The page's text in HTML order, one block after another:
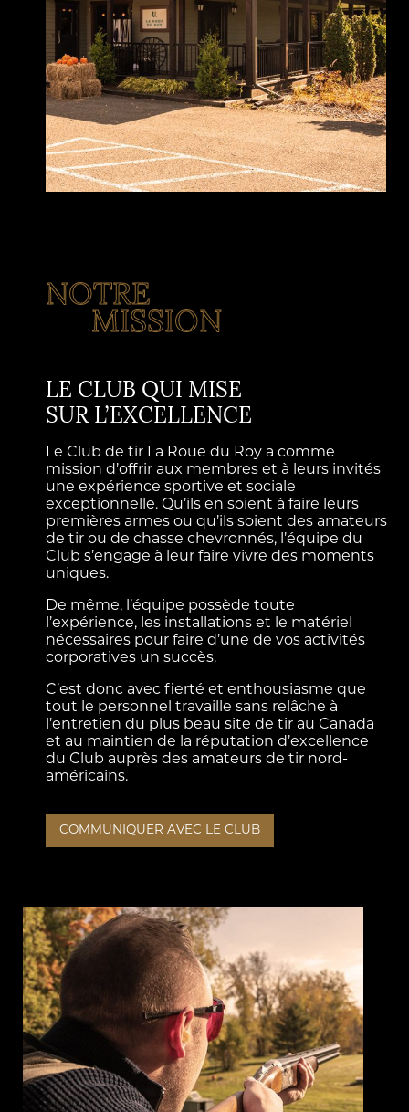
NOTRE
MISSION
LE CLUB QUI MISE
SUR L’EXCELLENCE
Le Club de tir La Roue du Roy a comme
mission d’offrir aux membres et à leurs invités
une expérience sportive et sociale
exceptionnelle. Qu’ils en soient à faire leurs
premières armes ou qu’ils soient des amateurs
de tir ou de chasse chevronnés, l’équipe du
Club s’engage à leur faire vivre des moments
uniques.
De même, l’équipe possède toute
l’expérience, les installations et le matériel
nécessaires pour faire d’une de vos activités
corporatives un succès.
C’est donc avec fierté et enthousiasme que
tout le personnel travaille sans relâche à
l’entretien du plus beau site de tir au Canada
et au maintien de la réputation d’excellence
du Club auprès des amateurs de tir nord-
américains.
COMMUNIQUER AVEC LE CLUB